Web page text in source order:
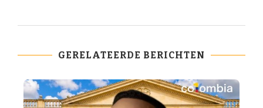
GERELATEERDE BERICHTEN